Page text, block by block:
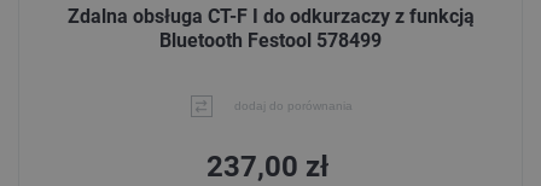
Zdalna obsługa CT-F I do odkurzaczy z funkcją
Bluetooth Festool 578499
dodaj do porównania
237,00 zł